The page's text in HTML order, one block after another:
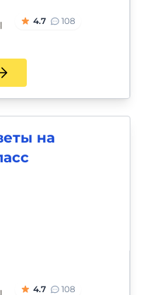
4.7 108
на
4.7 108